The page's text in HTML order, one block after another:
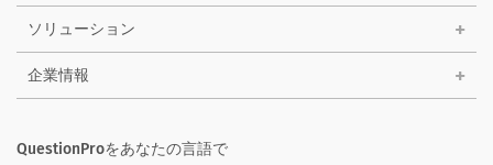
ソリューション
企業情報
QuestionProをあなたの言語で